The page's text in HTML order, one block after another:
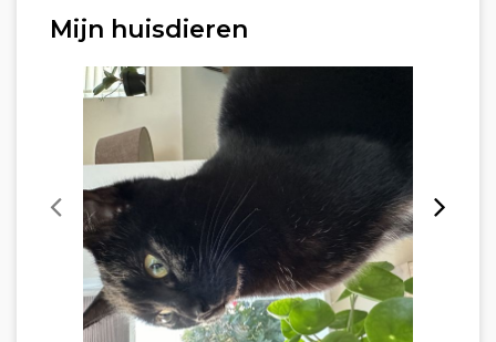
Mijn huisdieren